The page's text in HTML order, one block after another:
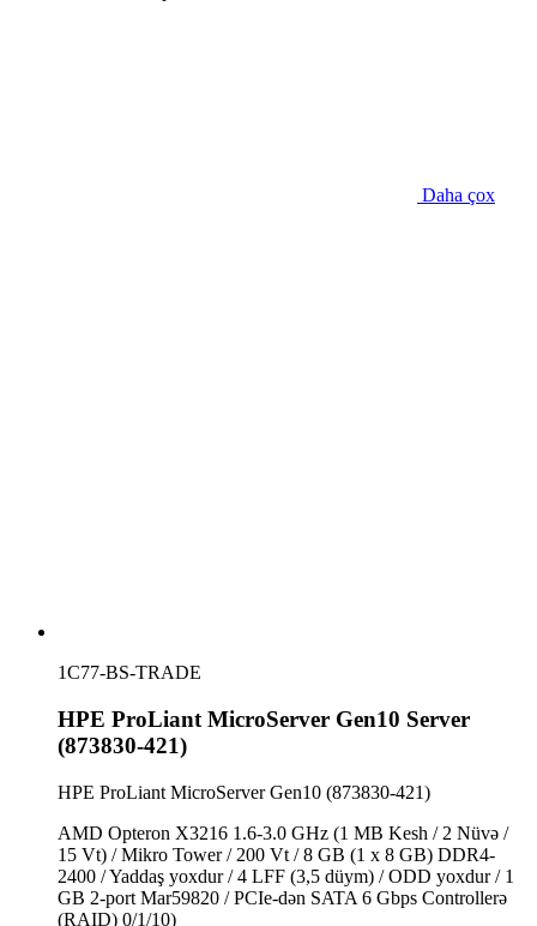
Daha çox
1C77-BS-TRADE
HPE ProLiant MicroServer Gen10 Server
(873830-421)
HPE ProLiant MicroServer Gen10 (873830-421)
AMD Opteron X3216 1.6-3.0 GHz (1 MB Kesh / 2 Nüvə /
15 Vt) / Mikro Tower / 200 Vt / 8 GB (1 x 8 GB) DDR4-
2400 / Yaddaş yoxdur / 4 LFF (3,5 düym) / ODD yoxdur / 1
GB 2-port Mar59820 / PCIe-dən SATA 6 Gbps Controllerə
(RAID) 0/1/10)